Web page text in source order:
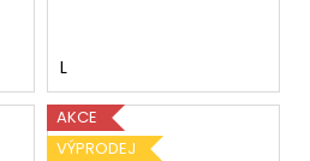
L
AKCE
VÝPRODEJ